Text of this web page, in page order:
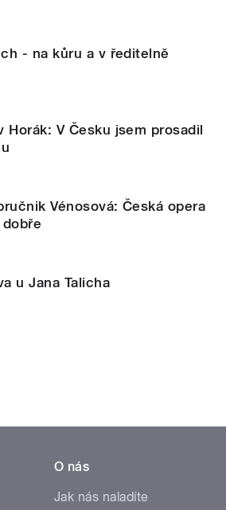
- na kůru a v ředitelně
Horák: V Česku jsem prosadil
Vénosová: Česká opera
u Jana Talicha
O nás
Jak nás naladíte